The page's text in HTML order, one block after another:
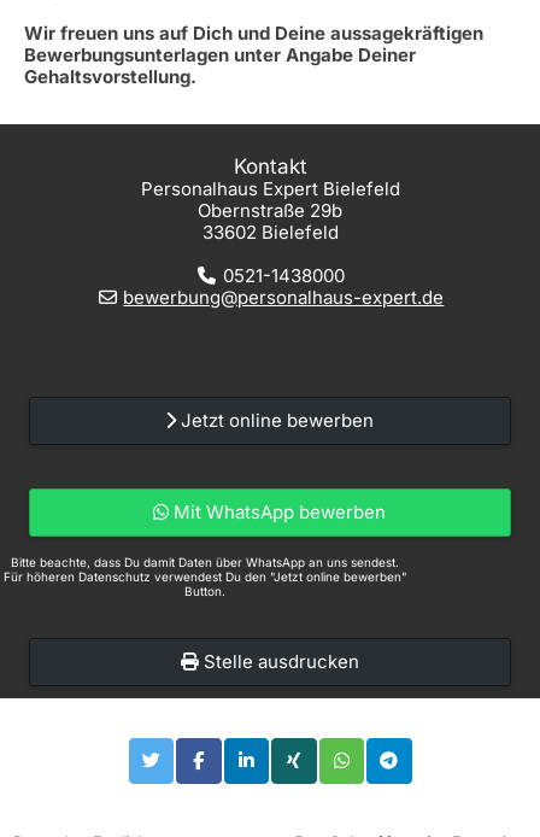
Wir freuen uns auf Dich und Deine aussagekräftigen
Bewerbungsunterlagen unter Angabe Deiner
Gehaltsvorstellung.
Kontakt
Personalhaus Expert Bielefeld
Obernstraße 29b
33602 Bielefeld
0521-1438000
bewerbung@personalhaus-expert.de
Jetzt online bewerben
Mit WhatsApp bewerben
Bitte beachte, dass Du damit Daten über WhatsApp an uns sendest.
Für höheren Datenschutz verwendest Du den "Jetzt online bewerben"
Button.
Stelle ausdrucken